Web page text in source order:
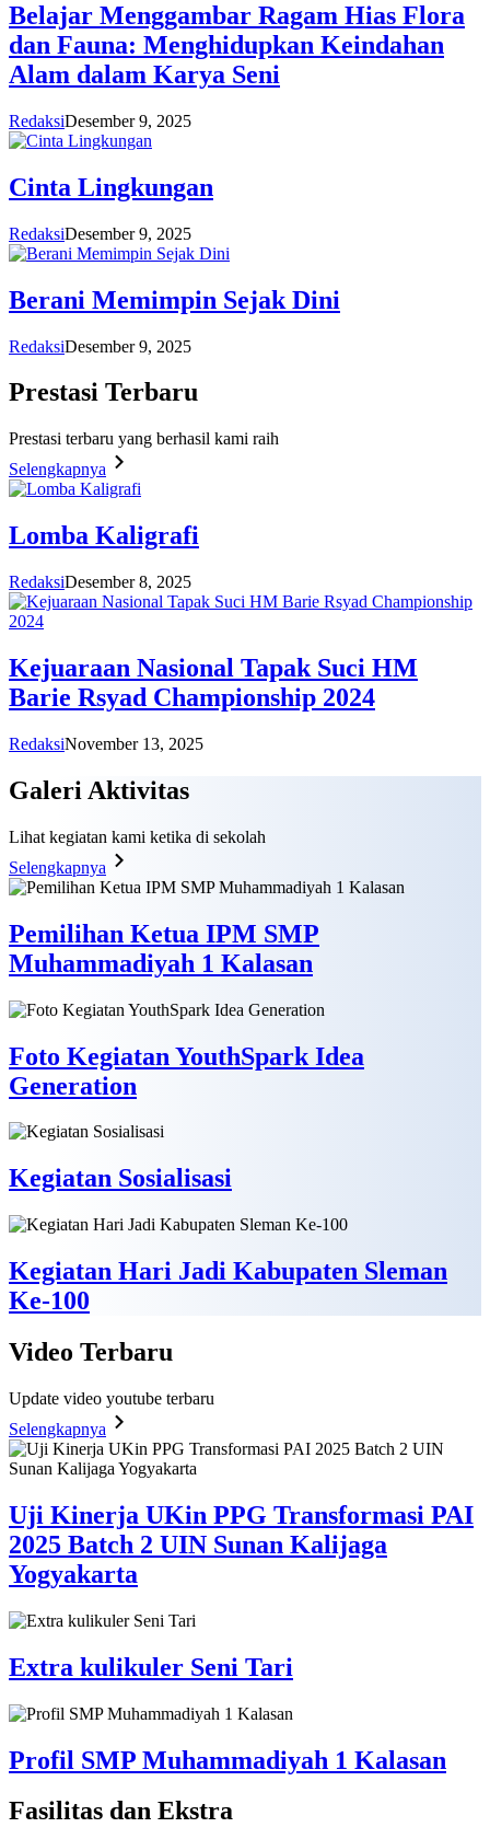
Belajar Menggambar Ragam Hias Flora
dan Fauna: Menghidupkan Keindahan
Alam dalam Karya Seni
RedaksiDesember 9, 2025
Cinta Lingkungan
RedaksiDesember 9, 2025
Berani Memimpin Sejak Dini
RedaksiDesember 9, 2025
Prestasi Terbaru
Prestasi terbaru yang berhasil kami raih
Selengkapnya
Lomba Kaligrafi
RedaksiDesember 8, 2025
Kejuaraan Nasional Tapak Suci HM
Barie Rsyad Championship 2024
RedaksiNovember 13, 2025
Galeri Aktivitas
Lihat kegiatan kami ketika di sekolah
Selengkapnya
Pemilihan Ketua IPM SMP
Muhammadiyah 1 Kalasan
Foto Kegiatan YouthSpark Idea
Generation
Kegiatan Sosialisasi
Kegiatan Hari Jadi Kabupaten Sleman
Ke-100
Video Terbaru
Update video youtube terbaru
Selengkapnya
Uji Kinerja UKin PPG Transformasi PAI
2025 Batch 2 UIN Sunan Kalijaga
Yogyakarta
Extra kulikuler Seni Tari
Profil SMP Muhammadiyah 1 Kalasan
Fasilitas dan Ekstra